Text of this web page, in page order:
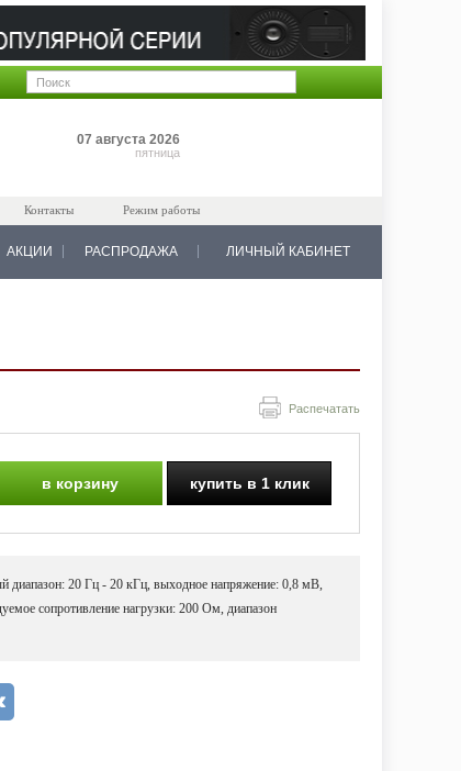
07 августа 2026
пятница
Контакты Режим работы
АКЦИИ РАСПРОДАЖА ЛИЧНЫЙ КАБИНЕТ
Распечатать
в корзину купить в 1 клик
диапазон: 20 Гц - 20 кГц, выходное напряжение: 0,8 мВ,
сопротивление нагрузки: 200 Ом, диапазон